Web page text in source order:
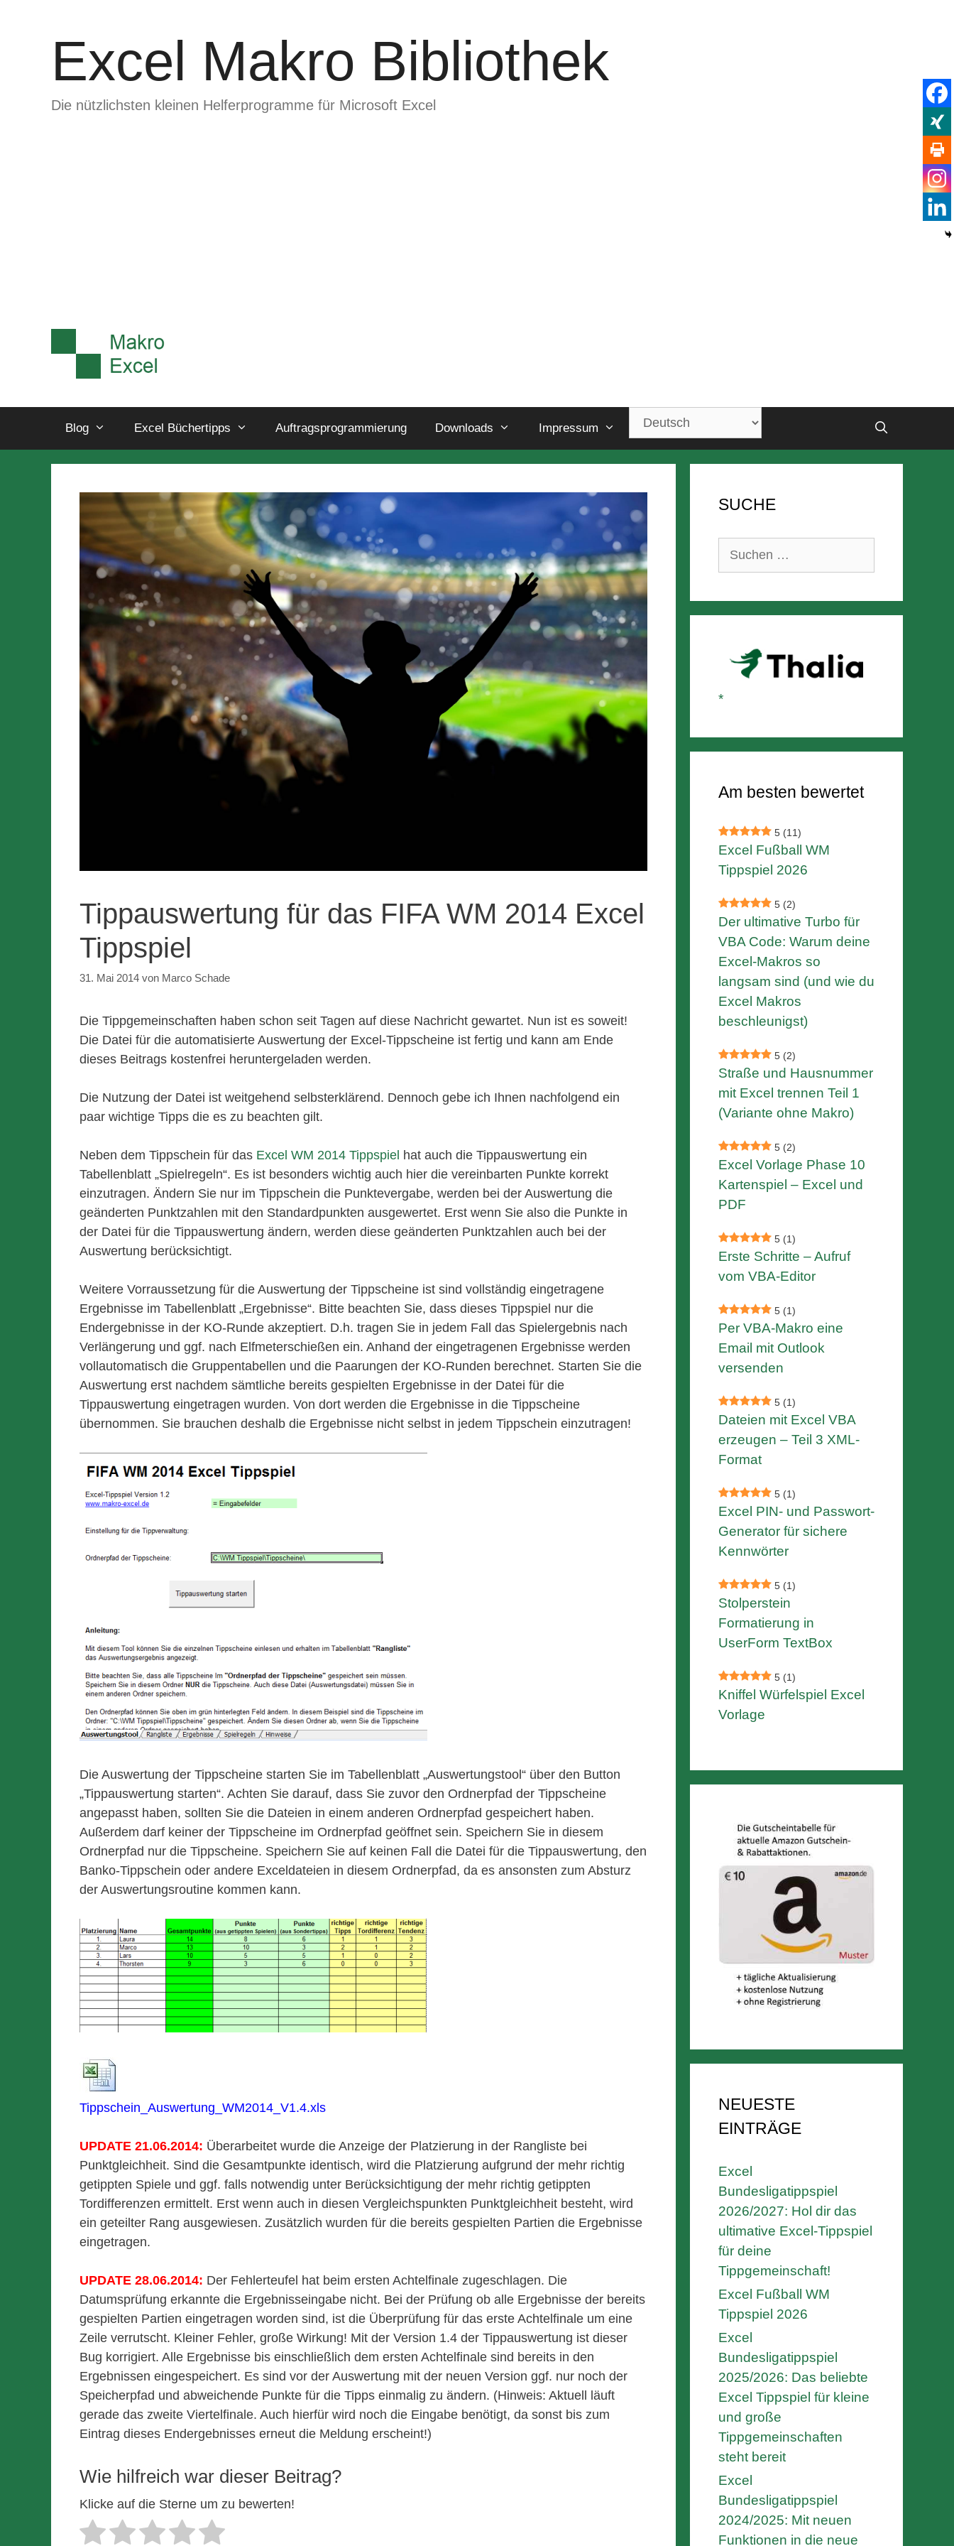
Excel Makro Bibliothek
Die nützlichsten kleinen Helferprogramme für Microsoft Excel
Blog Excel Büchertipps Auftragsprogrammierung Downloads Impressum
Tippauswertung für das FIFA WM 2014 Excel
Tippspiel
31. Mai 2014 von Marco Schade
Die Tippgemeinschaften haben schon seit Tagen auf diese Nachricht gewartet. Nun ist es soweit!
Die Datei für die automatisierte Auswertung der Excel-Tippscheine ist fertig und kann am Ende
dieses Beitrags kostenfrei heruntergeladen werden.
Die Nutzung der Datei ist weitgehend selbsterklärend. Dennoch gebe ich Ihnen nachfolgend ein
paar wichtige Tipps die es zu beachten gilt.
Neben dem Tippschein für das Excel WM 2014 Tippspiel hat auch die Tippauswertung ein
Tabellenblatt „Spielregeln“. Es ist besonders wichtig auch hier die vereinbarten Punkte korrekt
einzutragen. Ändern Sie nur im Tippschein die Punktevergabe, werden bei der Auswertung die
geänderten Punktzahlen mit den Standardpunkten ausgewertet. Erst wenn Sie also die Punkte in
der Datei für die Tippauswertung ändern, werden diese geänderten Punktzahlen auch bei der
Auswertung berücksichtigt.
Weitere Vorraussetzung für die Auswertung der Tippscheine ist sind vollständig eingetragene
Ergebnisse im Tabellenblatt „Ergebnisse“. Bitte beachten Sie, dass dieses Tippspiel nur die
Endergebnisse in der KO-Runde akzeptiert. D.h. tragen Sie in jedem Fall das Spielergebnis nach
Verlängerung und ggf. nach Elfmeterschießen ein. Anhand der eingetragenen Ergebnisse werden
vollautomatisch die Gruppentabellen und die Paarungen der KO-Runden berechnet. Starten Sie die
Auswertung erst nachdem sämtliche bereits gespielten Ergebnisse in der Datei für die
Tippauswertung eingetragen wurden. Von dort werden die Ergebnisse in die Tippscheine
übernommen. Sie brauchen deshalb die Ergebnisse nicht selbst in jedem Tippschein einzutragen!
Die Auswertung der Tippscheine starten Sie im Tabellenblatt „Auswertungstool“ über den Button
„Tippauswertung starten“. Achten Sie darauf, dass Sie zuvor den Ordnerpfad der Tippscheine
angepasst haben, sollten Sie die Dateien in einem anderen Ordnerpfad gespeichert haben.
Außerdem darf keiner der Tippscheine im Ordnerpfad geöffnet sein. Speichern Sie in diesem
Ordnerpfad nur die Tippscheine. Speichern Sie auf keinen Fall die Datei für die Tippauswertung, den
Banko-Tippschein oder andere Exceldateien in diesem Ordnerpfad, da es ansonsten zum Absturz
der Auswertungsroutine kommen kann.
Tippschein_Auswertung_WM2014_V1.4.xls
UPDATE 21.06.2014: Überarbeitet wurde die Anzeige der Platzierung in der Rangliste bei
Punktgleichheit. Sind die Gesamtpunkte identisch, wird die Platzierung aufgrund der mehr richtig
getippten Spiele und ggf. falls notwendig unter Berücksichtigung der mehr richtig getippten
Tordifferenzen ermittelt. Erst wenn auch in diesen Vergleichspunkten Punktgleichheit besteht, wird
ein geteilter Rang ausgewiesen. Zusätzlich wurden für die bereits gespielten Partien die Ergebnisse
eingetragen.
UPDATE 28.06.2014: Der Fehlerteufel hat beim ersten Achtelfinale zugeschlagen. Die
Datumsprüfung erkannte die Ergebnisseingabe nicht. Bei der Prüfung ob alle Ergebnisse der bereits
gespielten Partien eingetragen worden sind, ist die Überprüfung für das erste Achtelfinale um eine
Zeile verrutscht. Kleiner Fehler, große Wirkung! Mit der Version 1.4 der Tippauswertung ist dieser
Bug korrigiert. Alle Ergebnisse bis einschließlich dem ersten Achtelfinale sind bereits in den
Ergebnissen eingespeichert. Es sind vor der Auswertung mit der neuen Version ggf. nur noch der
Speicherpfad und abweichende Punkte für die Tipps einmalig zu ändern. (Hinweis: Aktuell läuft
gerade das zweite Viertelfinale. Auch hierfür wird noch die Eingabe benötigt, da sonst bis zum
Eintrag dieses Endergebnisses erneut die Meldung erscheint!)
Wie hilfreich war dieser Beitrag?
Klicke auf die Sterne um zu bewerten!
SUCHE
Suchen
Am besten bewertet
5 (11)
Excel Fußball WM
Tippspiel 2026
5 (2)
Der ultimative Turbo für
VBA Code: Warum deine
Excel-Makros so
langsam sind (und wie du
Excel Makros
beschleunigst)
5 (2)
Straße und Hausnummer
mit Excel trennen Teil 1
(Variante ohne Makro)
5 (2)
Excel Vorlage Phase 10
Kartenspiel – Excel und
PDF
5 (1)
Erste Schritte – Aufruf
vom VBA-Editor
5 (1)
Per VBA-Makro eine
Email mit Outlook
versenden
5 (1)
Dateien mit Excel VBA
erzeugen – Teil 3 XML-
Format
5 (1)
Excel PIN- und Passwort-
Generator für sichere
Kennwörter
5 (1)
Stolperstein
Formatierung in
UserForm TextBox
5 (1)
Kniffel Würfelspiel Excel
Vorlage
NEUESTE
EINTRÄGE
Excel
Bundesligatippspiel
2026/2027: Hol dir das
ultimative Excel-Tippspiel
für deine
Tippgemeinschaft!
Excel Fußball WM
Tippspiel 2026
Excel
Bundesligatippspiel
2025/2026: Das beliebte
Excel Tippspiel für kleine
und große
Tippgemeinschaften
steht bereit
Excel
Bundesligatippspiel
2024/2025: Mit neuen
Funktionen in die neue